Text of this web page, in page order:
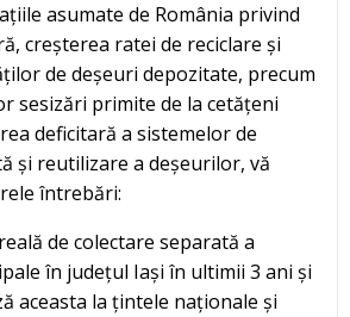
asumate de România privind
creșterea ratei de reciclare și
de deșeuri depozitate, precum
sesizări primite de la cetățeni
deficitară a sistemelor de
și reutilizare a deșeurilor, vă
întrebări:
de colectare separată a
în județul Iași în ultimii 3 ani și
aceasta la țintele naționale și